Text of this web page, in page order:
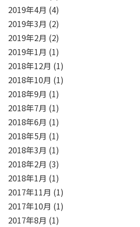
2019年4月 (4)
2019年3月 (2)
2019年2月 (2)
2019年1月 (1)
2018年12月 (1)
2018年10月 (1)
2018年9月 (1)
2018年7月 (1)
2018年6月 (1)
2018年5月 (1)
2018年3月 (1)
2018年2月 (3)
2018年1月 (1)
2017年11月 (1)
2017年10月 (1)
2017年8月 (1)